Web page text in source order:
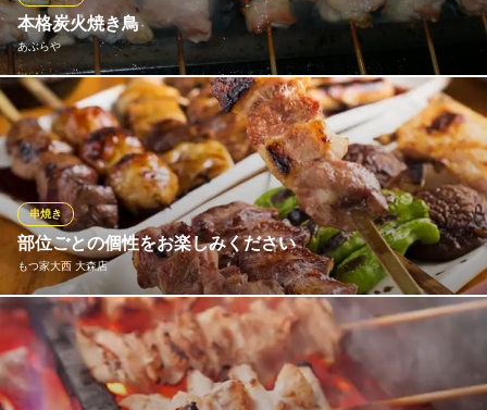
ＪＲ京浜東北線大森駅 徒歩6分
東京都大田区大森北1-15-10 1F
本格炭火焼き鳥
あぶらや
創業以来40年店主が炭火で丁寧に焼き上げる
あぶらや
炭火焼鳥と釜めし
ＪＲ京浜東北線大森駅東口 徒歩1分
東京都大田区大森北1-3-1
部位ごとの個性をお楽しみください
もつ家大西 大森店
串焼き
「鶏もも」や「つくね」など、15種以上の多彩な味わいが楽しめ
る串焼き160円～は、当店の人気メニューのひとつ。備長炭を使用
し、絶妙な火加減で丁寧に焼き上げます。おすすめは、もっちり
とした弾力と濃厚な旨味が特長の「コメカミ」160円。噛むほど